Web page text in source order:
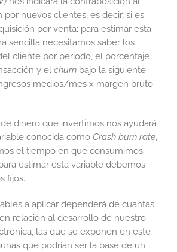
por nuevos clientes, es decir, si es
por venta; para estimar esta
sencilla necesitamos saber los
cliente por periodo, el porcentaje
y el churn bajo la siguiente
medios/mes x margen bruto
dinero que invertimos nos ayudará
conocida como Crash burn rate,
el tiempo en que consumimos
estimar esta variable debemos
fijos.
a aplicar dependerá de cuantas
relación al desarrollo de nuestro
las que se exponen en este
que podrían ser la base de un